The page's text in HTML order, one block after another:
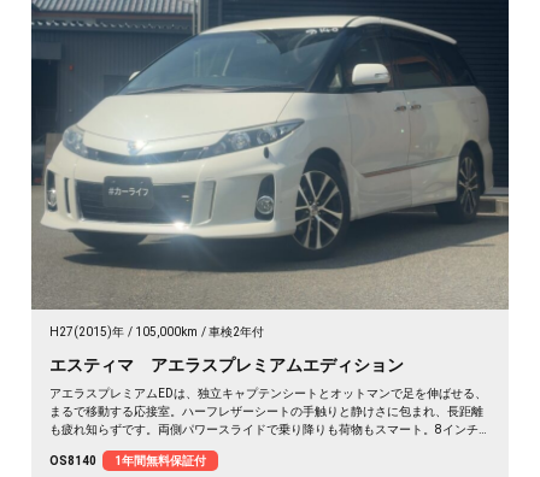
H27(2015)年 105,000km 車検2年付
エスティマ アエラスプレミアムエディション
アエラスプレミアムEDは、独立キャプテンシートとオットマンで足を伸ばせる、
まるで移動する応接室。ハーフレザーシートの手触りと静けさに包まれ、長距離
も疲れ知らずです。両側パワースライドで乗り降りも荷物もスマート。8インチ
パールの艶やかなボディが週末を格上げしてくれます。心地よさで選ぶなら《1
OS8140 1年間無料保証付